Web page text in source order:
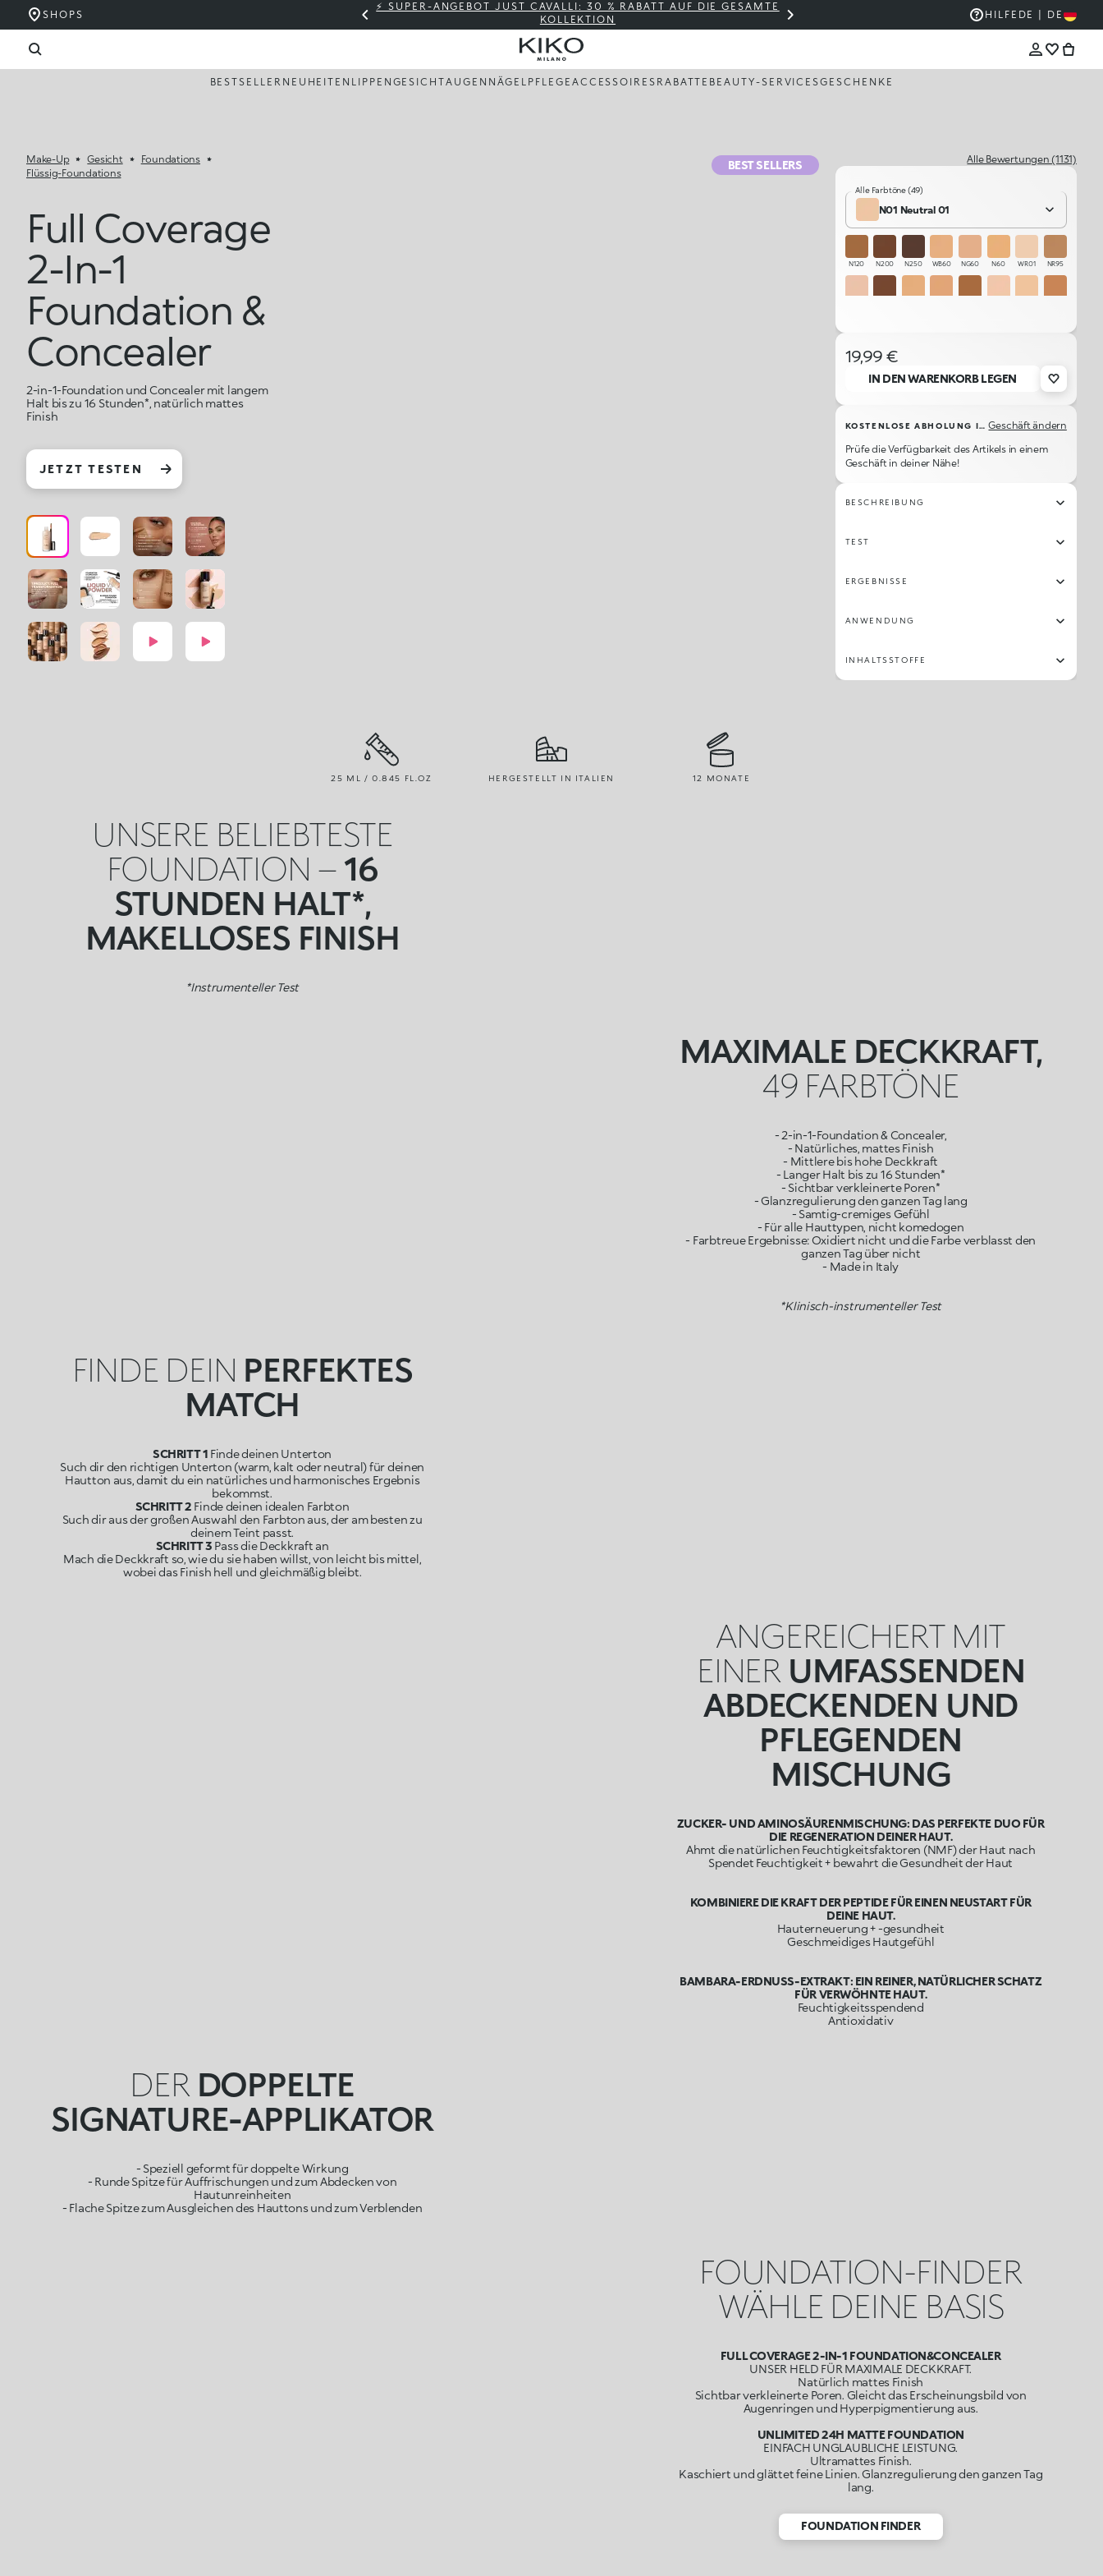
SHOPS
⚡ SUPER-ANGEBOT JUST CAVALLI: 30 % RABATT AUF DIE GESAMTE
KOLLEKTION
THE KIKO SALE: BIS ZU -50 %
HILFE DE | DE
BESTSELLER NEUHEITEN LIPPEN GESICHTAUGEN NÄGEL PFLEGE ACCESSOIRES RABATTE BEAUTY-SERVICESGESCHENKE
Make-Up Gesicht
Foundations
Flüssig-Foundations
Full Coverage
2-In-1
Foundation &
Concealer
2-in-1-Foundation und Concealer mit langem
Halt bis zu 16 Stunden*, natürlich mattes
Finish
JETZT TESTEN
BEST SELLERS Alle Bewertungen (1131)
Alle Farbtöne (49)
N01 Neutral 01
N120 N200 N250 WB60 NG60 N60 WR01 NR95
O50 N25 N35 N37 N15 N170
WR10 NG95 WB55 N65 NG100 NG50 G95 WB25
WB15 WB105 NR0 N01
N145
19,99 €
IN DEN WARENKORB LEGEN
KOSTENLOSE ABHOLUNG IM GESCHÄFT Geschäft ändern
Prüfe die Verfügbarkeit des Artikels in einem
Geschäft in deiner Nähe!
BESCHREIBUNG
TEST
ERGEBNISSE
ANWENDUNG
INHALTSSTOFFE
25 ML / 0.845 FL.OZ HERGESTELLT IN ITALIEN 12 MONATE
UNSERE BELIEBTESTE
FOUNDATION – 16
STUNDEN HALT*,
MAKELLOSES FINISH
*Instrumenteller Test
MAXIMALE DECKKRAFT,
49 FARBTÖNE
- 2-in-1-Foundation & Concealer,
- Natürliches, mattes Finish
- Mittlere bis hohe Deckkraft
- Langer Halt bis zu 16 Stunden*
- Sichtbar verkleinerte Poren*
- Glanzregulierung den ganzen Tag lang
- Samtig-cremiges Gefühl
- Für alle Hauttypen, nicht komedogen
- Farbtreue Ergebnisse: Oxidiert nicht und die Farbe verblasst den
ganzen Tag über nicht
- Made in Italy
*Klinisch-instrumenteller Test
FINDE DEIN PERFEKTES
MATCH
SCHRITT 1 Finde deinen Unterton
Such dir den richtigen Unterton (warm, kalt oder neutral) für deinen
Hautton aus, damit du ein natürliches und harmonisches Ergebnis
bekommst.
SCHRITT 2 Finde deinen idealen Farbton
Such dir aus der großen Auswahl den Farbton aus, der am besten zu
deinem Teint passt.
SCHRITT 3 Pass die Deckkraft an
Mach die Deckkraft so, wie du sie haben willst, von leicht bis mittel,
wobei das Finish hell und gleichmäßig bleibt.
ANGEREICHERT MIT
EINER UMFASSENDEN
ABDECKENDEN UND
PFLEGENDEN
MISCHUNG
ZUCKER- UND AMINOSÄURENMISCHUNG: DAS PERFEKTE DUO FÜR
DIE REGENERATION DEINER HAUT.
Ahmt die natürlichen Feuchtigkeitsfaktoren (NMF) der Haut nach
Spendet Feuchtigkeit + bewahrt die Gesundheit der Haut
KOMBINIERE DIE KRAFT DER PEPTIDE FÜR EINEN NEUSTART FÜR
DEINE HAUT.
Hauterneuerung + -gesundheit
Geschmeidiges Hautgefühl
BAMBARA-ERDNUSS-EXTRAKT: EIN REINER, NATÜRLICHER SCHATZ
FÜR VERWÖHNTE HAUT.
Feuchtigkeitsspendend
Antioxidativ
DER DOPPELTE
SIGNATURE-APPLIKATOR
- Speziell geformt für doppelte Wirkung
- Runde Spitze für Auffrischungen und zum Abdecken von
Hautunreinheiten
- Flache Spitze zum Ausgleichen des Hauttons und zum Verblenden
FOUNDATION-FINDER
WÄHLE DEINE BASIS
FULL COVERAGE 2-IN-1 FOUNDATION&CONCEALER
UNSER HELD FÜR MAXIMALE DECKKRAFT.
Natürlich mattes Finish
Sichtbar verkleinerte Poren. Gleicht das Erscheinungsbild von
Augenringen und Hyperpigmentierung aus.
UNLIMITED 24H MATTE FOUNDATION
EINFACH UNGLAUBLICHE LEISTUNG.
Ultramattes Finish.
Kaschiert und glättet feine Linien. Glanzregulierung den ganzen Tag
lang.
FOUNDATION FINDER